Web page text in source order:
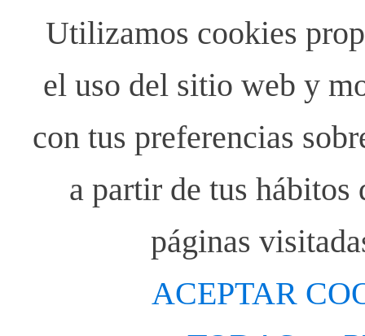
Utilizamos cookies
el uso del sitio web y
con tus preferencias
a partir de tus
páginas
ACEPTAR